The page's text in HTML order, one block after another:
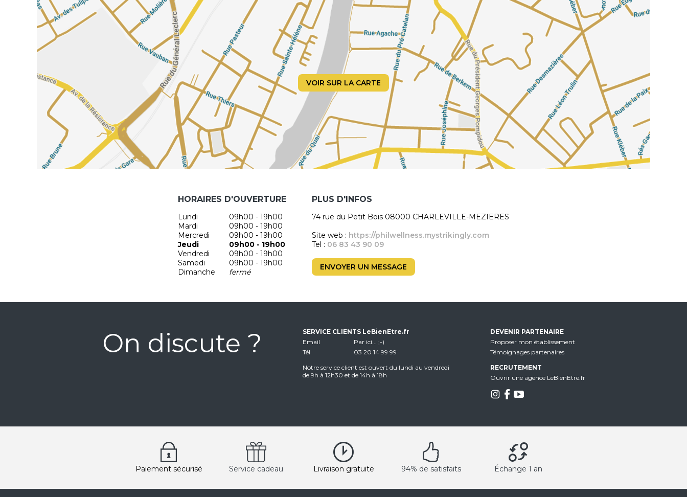
VOIR SUR LA CARTE
HORAIRES D'OUVERTURE
Lundi
09h00 - 19h00
Mardi
09h00 - 19h00
Mercredi
09h00 - 19h00
Jeudi
09h00 - 19h00
Vendredi
09h00 - 19h00
Samedi
09h00 - 19h00
Dimanche
fermé
PLUS D'INFOS
74 rue du Petit Bois 08000 CHARLEVILLE-MEZIERES
Site web : https://philwellness.mystrikingly.com
Tel : 06 83 43 90 09
ENVOYER UN MESSAGE
On discute ?
SERVICE CLIENTS LeBienEtre.fr
Email
Par ici... ;-)
Tél
03 20 14 99 99
Notre service client est ouvert du lundi au vendredi
de 9h à 12h30 et de 14h à 18h
DEVENIR PARTENAIRE
Proposer mon établissement
Témoignages partenaires
RECRUTEMENT
Ouvrir une agence LeBienEtre.fr
Paiement sécurisé Service cadeau Livraison gratuite 94% de satisfaits Échange 1 an